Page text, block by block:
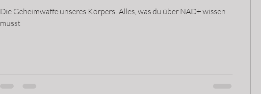
Die Geheimwaffe unseres Körpers: Alles, was du über NAD+ wissen
musst